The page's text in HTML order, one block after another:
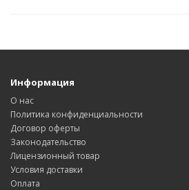
Информация
О нас
Политика конфиденциальности
Договор оферты
Законодательство
Лицензионный товар
Условия доставки
Оплата